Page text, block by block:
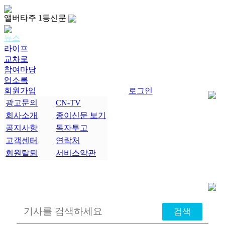
앨버타주 1등신문
뉴스
라이프
교차로
참여마당
업소록
회원가입
로그인
광고문의
CN-TV
회사소개
종이신문 보기
공지사항
독자투고
고객센터
연락처
회원탈퇴
서비스약관